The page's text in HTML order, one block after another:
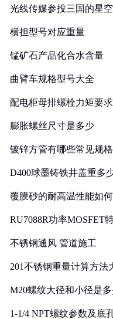
光线传媒参投三国的星
横担型号对应重量
锰矿石产品化合水含量
曲臂车规格型号大全
配电柜母排螺栓力矩要
膨胀螺丝尺寸是多少
镀锌方管有哪些常见规
D400球墨铸铁井盖重多
覆膜砂的耐高温性能如何
RU7088R功率MOSFET
不锈钢通风 管道施工
201不锈钢重量计算方法
M20螺纹大径和小径是
1-1/4 NPT螺纹参数及底